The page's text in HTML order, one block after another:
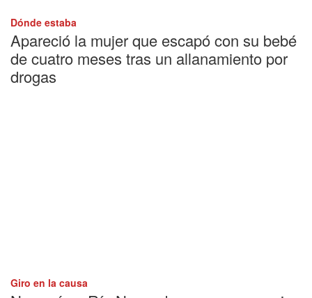
Dónde estaba
Apareció la mujer que escapó con su bebé
de cuatro meses tras un allanamiento por
drogas
Giro en la causa